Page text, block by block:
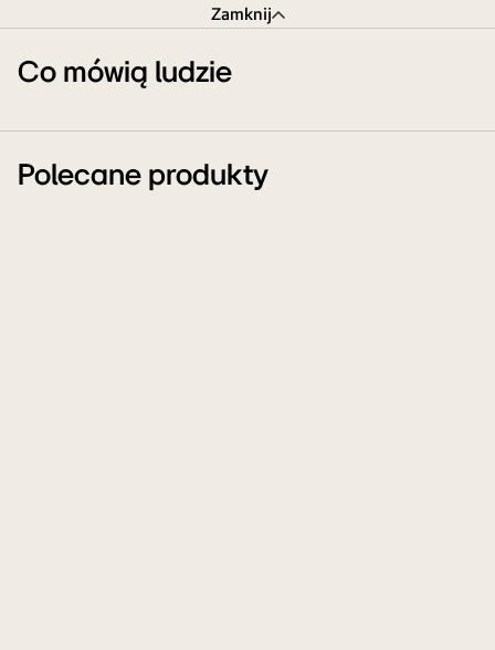
Zamknij
Co mówią ludzie
Polecane produkty